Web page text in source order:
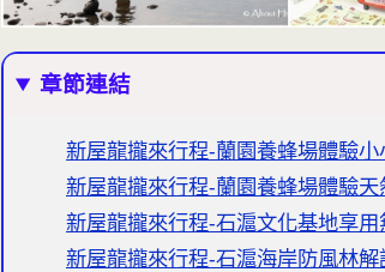
章節連結
新屋龍攏來行程-蘭園養蜂場體驗小
新屋龍攏來行程-蘭園養蜂場體驗
新屋龍攏來行程-石滬文化基地享
新屋龍攏來行程-石滬海岸防風林解